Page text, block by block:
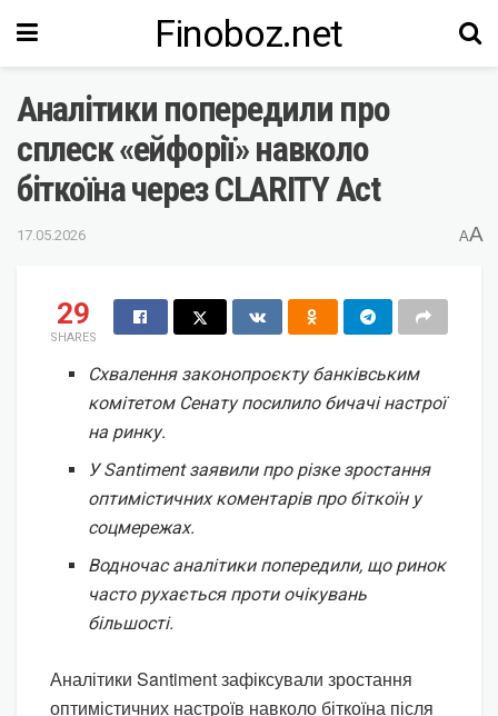
Finoboz.net
Аналітики попередили про
сплеск «ейфорії» навколо
біткоїна через CLARITY Act
17.05.2026 AA
29
SHARES
Схвалення законопроєкту банківським
комітетом Сенату посилило бичачі настрої
на ринку.
У Santiment заявили про різке зростання
оптимістичних коментарів про біткоїн у
соцмережах.
Водночас аналітики попередили, що ринок
часто рухається проти очікувань
більшості.
Аналітики Santiment зафіксували зростання
оптимістичних настроїв навколо біткоїна після